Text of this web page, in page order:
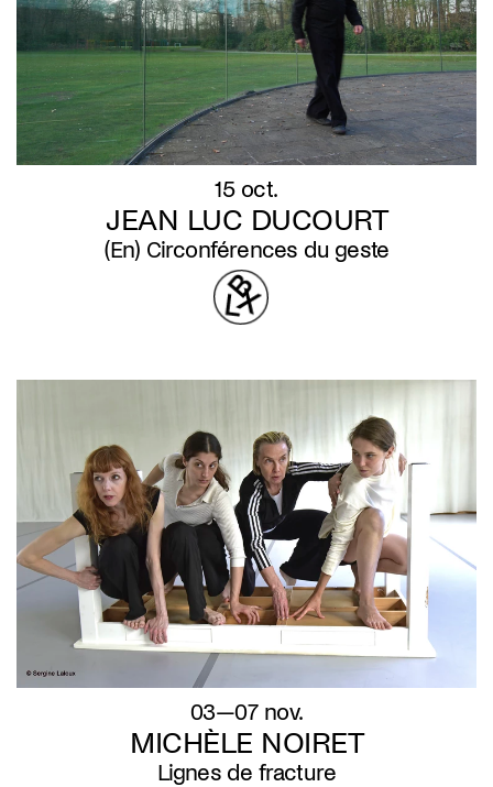
15 oct.
JEAN LUC DUCOURT
(En) Circonférences du geste
03—07 nov.
MICHÈLE NOIRET
Lignes de fracture